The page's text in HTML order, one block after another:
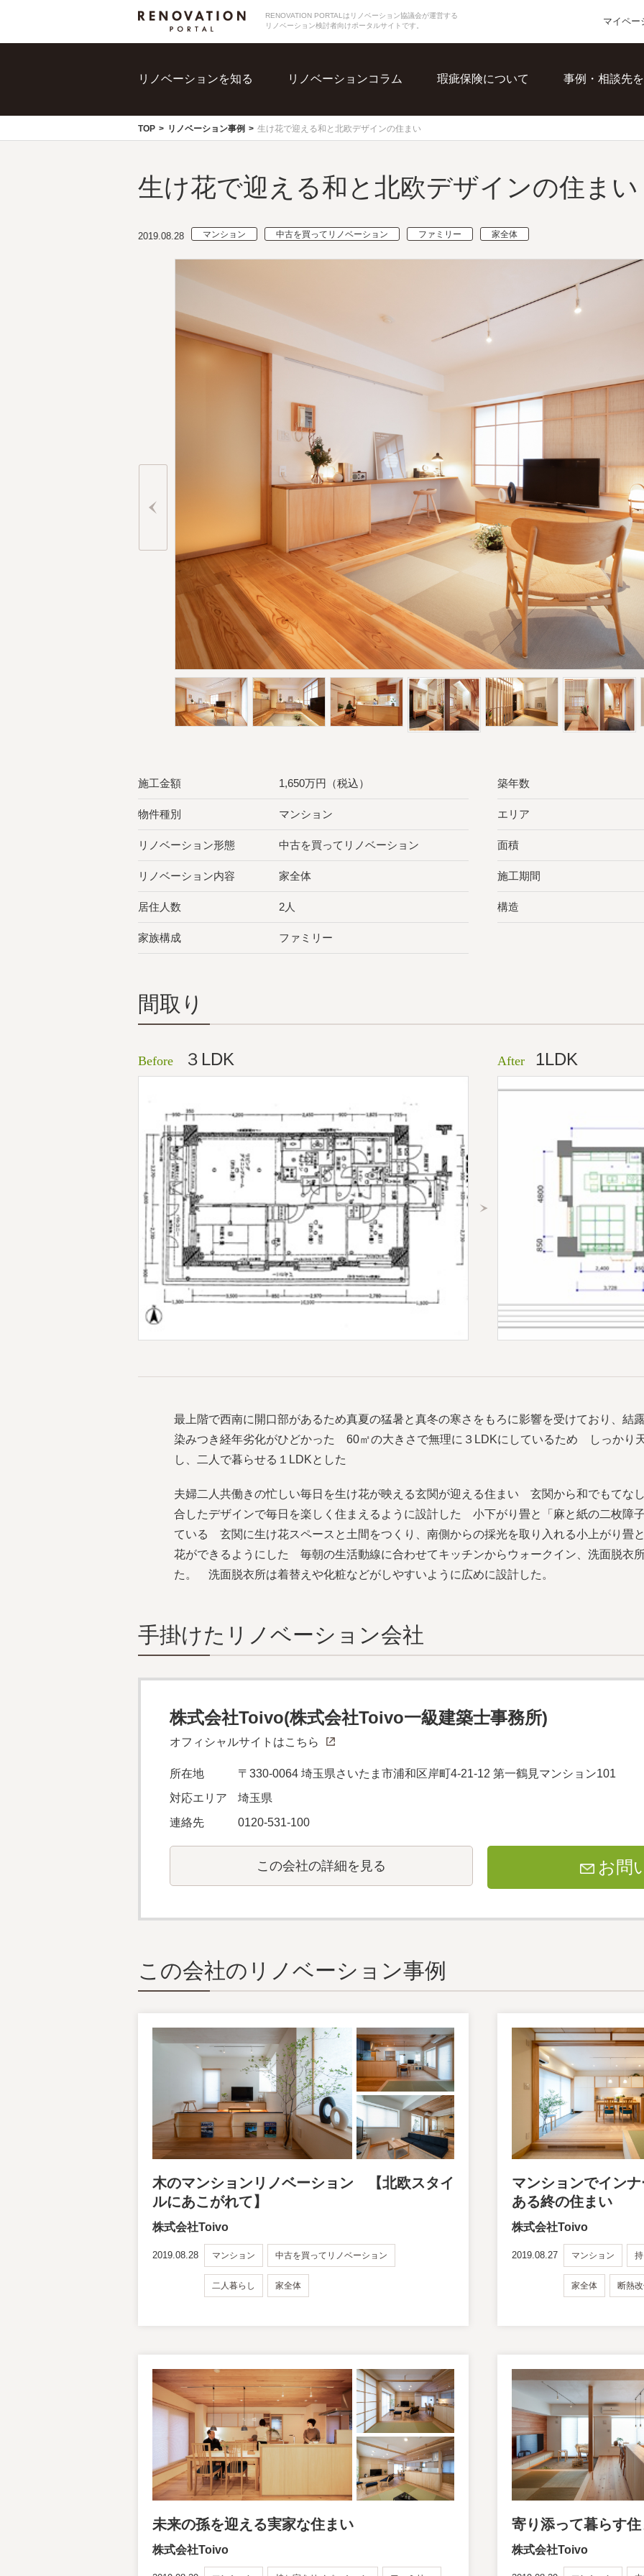
RENOVATION PORTALはリノベーション協議会が運営する
リノベーション検討者向けポータルサイトです。
マイペー
リノベーションを知る リノベーションコラム 瑕疵保険について 事例・相談先
TOP リノベーション事例 生け花で迎える和と北欧デザインの住まい
生け花で迎える和と北欧デザインの住まい
2019.08.28 マンション 中古を買ってリノベーション ファミリー 家全体
施工金額 1,650万円（税込）
物件種別 マンション
リノベーション形態 中古を買ってリノベーション
リノベーション内容 家全体
居住人数 2人
家族構成 ファミリー
築年数
エリア
面積
施工期間
構造
間取り
Before ３LDK After 1LDK
最上階で西南に開口部があるため真夏の猛暑と真冬の寒さをもろに影響を受けており、結
染みつき経年劣化がひどかった 60㎡の大きさで無理に３LDKにしているため しっかり
し、二人で暮らせる１LDKとした
夫婦二人共働きの忙しい毎日を生け花が映える玄関が迎える住まい 玄関から和でもてな
合したデザインで毎日を楽しく住まえるように設計した 小下がり畳と「麻と紙の二枚障
ている 玄関に生け花スペースと土間をつくり、南側からの採光を取り入れる小上がり畳
花ができるようにした 毎朝の生活動線に合わせてキッチンからウォークイン、洗面脱衣
た。 洗面脱衣所は着替えや化粧などがしやすいように広めに設計した。
⼿掛けたリノベーション会社
株式会社Toivo(株式会社Toivo一級建築士事務所)
オフィシャルサイトはこちら
所在地
〒330-0064 埼玉県さいたま市浦和区岸町4-21-12 第一鶴見マンション101
対応エリア
埼玉県
連絡先
0120-531-100
この会社の詳細を見る お問
この会社のリノベーション事例
木のマンションリノベーション 【北欧スタイ
ルにあこがれて】
株式会社Toivo
2019.08.28 マンション 中古を買ってリノベーション
二人暮らし 家全体
マンションでイン
ある終の住まい
株式会社Toivo
2019.08.27 マンション
家全体 断熱
未来の孫を迎える実家な住まい
株式会社Toivo
寄り添って暮らす
株式会社Toivo